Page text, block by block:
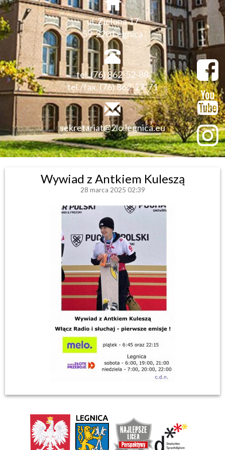
ul. Zielona 17
59-220 Legnica
tel. (76) 862-52-88
tel./fax. (76) 862-27-71
sekretariat@2lo.legnica.eu
Wywiad z Antkiem Kuleszą
28 marca 2025 02:39